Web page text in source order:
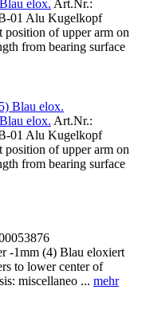
elox. Art.Nr.:
01 Alu Kugelkopf
position of upper arm on
from bearing surface
elox. Art.Nr.:
01 Alu Kugelkopf
position of upper arm on
from bearing surface
-1mm (4) Blau eloxiert
to lower center of
miscellaneo ... mehr